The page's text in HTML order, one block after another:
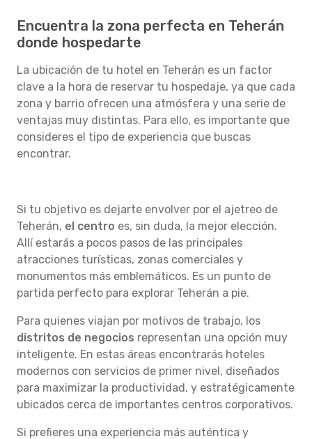
Encuentra la zona perfecta en Teherán
donde hospedarte
La ubicación de tu hotel en Teherán es un factor
clave a la hora de reservar tu hospedaje, ya que cada
zona y barrio ofrecen una atmósfera y una serie de
ventajas muy distintas. Para ello, es importante que
consideres el tipo de experiencia que buscas
encontrar.
Si tu objetivo es dejarte envolver por el ajetreo de
Teherán, el centro es, sin duda, la mejor elección.
Allí estarás a pocos pasos de las principales
atracciones turísticas, zonas comerciales y
monumentos más emblemáticos. Es un punto de
partida perfecto para explorar Teherán a pie.
Para quienes viajan por motivos de trabajo, los
distritos de negocios representan una opción muy
inteligente. En estas áreas encontrarás hoteles
modernos con servicios de primer nivel, diseñados
para maximizar la productividad, y estratégicamente
ubicados cerca de importantes centros corporativos.
Si prefieres una experiencia más auténtica y